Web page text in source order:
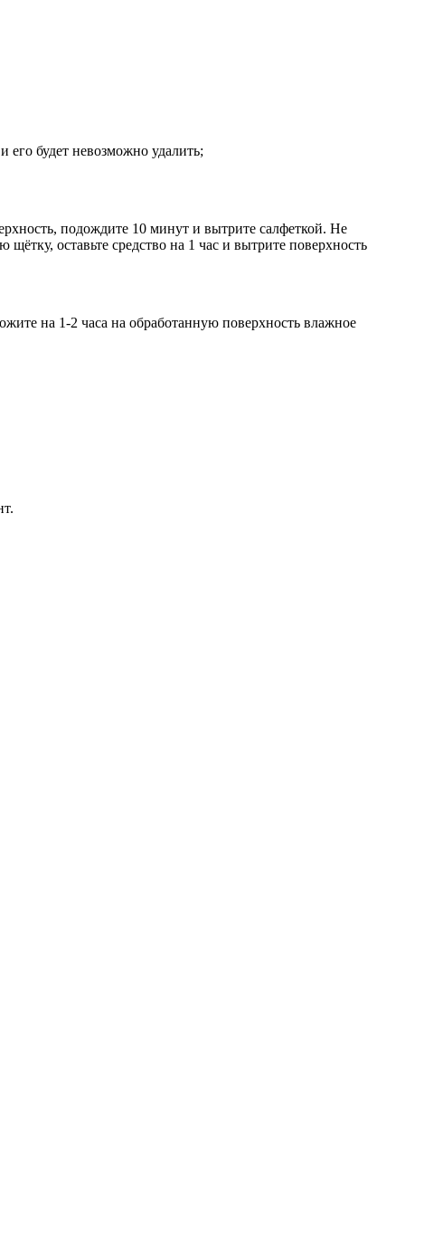
его будет невозможно удалить;
подождите 10 минут и вытрите салфеткой. Не
оставьте средство на 1 час и вытрите поверхность
на 1-2 часа на обработанную поверхность влажное